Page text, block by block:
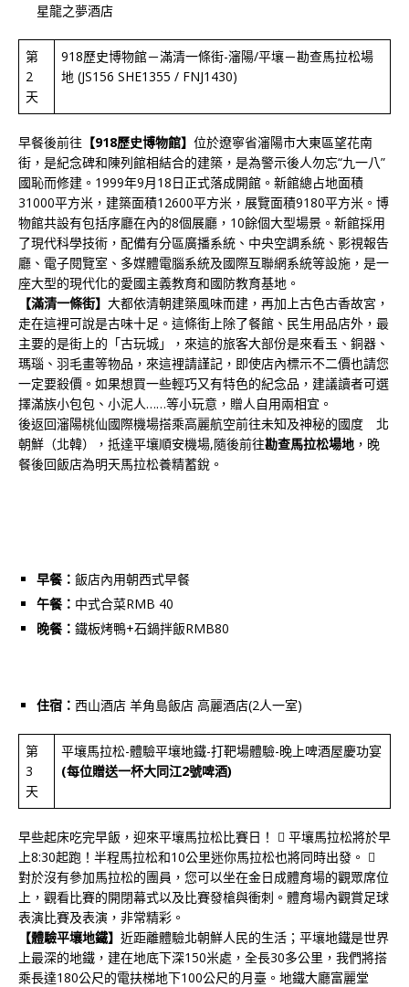
星龍之夢酒店
第
2
天
918歷史博物館－滿清一條街-瀋陽/平壤－勘查馬拉松場
地 (JS156 SHE1355 / FNJ1430)
早餐後前往 【918歷史博物館】 位於遼寧省瀋陽市大東區望花南
街，是紀念碑和陳列館相結合的建築，是為警示後人勿忘“九一八”
國恥而修建。1999年9月18日正式落成開館。新館總占地面積
31000平方米，建築面積12600平方米，展覽面積9180平方米。博
物館共設有包括序廳在內的8個展廳，10餘個大型場景。新館採用
了現代科學技術，配備有分區廣播系統、中央空調系統、影視報告
廳、電子閱覽室、多媒體電腦系統及國際互聯網系統等設施，是一
座大型的現代化的愛國主義教育和國防教育基地。
【滿清一條街】 大都依清朝建築風味而建，再加上古色古香故宮，
走在這裡可說是古味十足。這條街上除了餐館、民生用品店外，最
主要的是街上的「古玩城」，來這的旅客大部份是來看玉、銅器、
瑪瑙、羽毛畫等物品，來這裡請謹記，即使店內標示不二價也請您
一定要殺價。如果想買一些輕巧又有特色的紀念品，建議讀者可選
擇滿族小包包、小泥人……等小玩意，贈人自用兩相宜。
後返回瀋陽桃仙國際機場搭乘高麗航空前往未知及神秘的國度 北
朝鮮（北韓），抵達平壤順安機場,隨後前往勘查馬拉松場地 ，晚
餐後回飯店為明天馬拉松養精蓄銳。
早餐： 飯店內用朝西式早餐
午餐： 中式合菜RMB 40
晚餐： 鐵板烤鴨+石鍋拌飯RMB80
住宿： 西山酒店 羊角島飯店 高麗酒店(2人一室)
第
3
天
平壤馬拉松-體驗平壤地鐵-打靶場體驗-晚上啤酒屋慶功宴
(每位贈送一杯大同江2號啤酒)
早些起床吃完早飯，迎來平壤馬拉松比賽日！  平壤馬拉松將於早
上8:30起跑！半程馬拉松和10公里迷你馬拉松也將同時出發。 
對於沒有參加馬拉松的團員，您可以坐在金日成體育場的觀眾席位
上，觀看比賽的開閉幕式以及比賽發槍與衝刺。體育場內觀賞足球
表演比賽及表演，非常精彩。
【體驗平壤地鐵】 近距離體驗北朝鮮人民的生活；平壤地鐵是世界
上最深的地鐵，建在地底下深150米處，全長30多公里，我們將搭
乘長達180公尺的電扶梯地下100公尺的月臺。地鐵大廳富麗堂